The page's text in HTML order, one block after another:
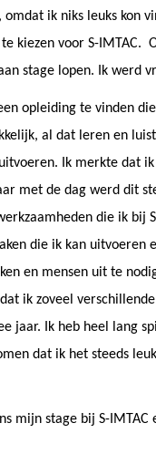
omdat ik niks leuks
kiezen voor S-IMTAC.
stage lopen. Ik werd
opleiding te vinden
al dat leren en
Ik merkte dat
met de dag werd dit
die ik bij
die ik kan uitvoeren
en mensen uit te
ik zoveel
jaar. Ik heb heel lang
dat ik het steeds
mijn stage bij S-